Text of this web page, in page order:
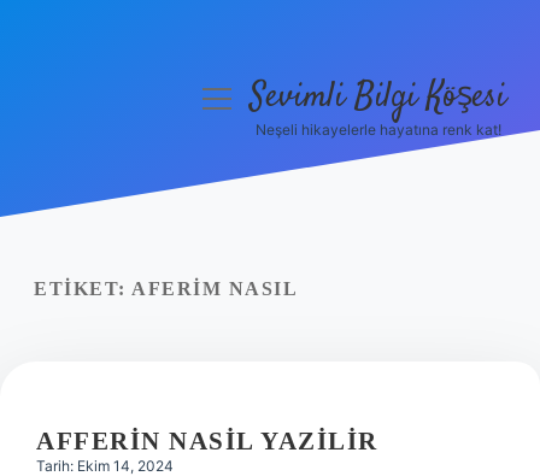
Yasal Uyarı
menüyüSevimli Bilgi Köşesi
Neşeli hikayelerle hayatına renk kat!
ETIKET: AFERIM NASIL
AFFERIN NASIL YAZILIR
Tarih: Ekim 14, 2024